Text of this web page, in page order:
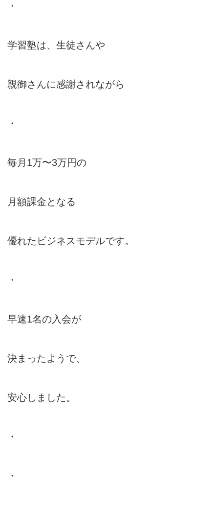
・
学習塾は、生徒さんや
親御さんに感謝されながら
・
毎月1万〜3万円の
月額課金となる
優れたビジネスモデルです。
・
早速1名の入会が
決まったようで、
安心しました。
・
・